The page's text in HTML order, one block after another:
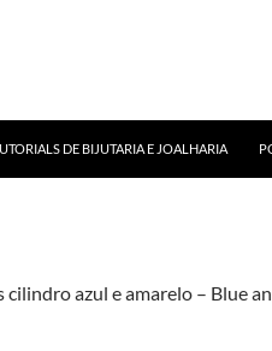
DE BIJUTARIA E JOALHARIA
cilindro azul e amarelo – Blue